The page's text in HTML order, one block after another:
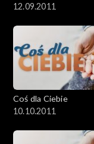
12.09.2011
Coś dla Ciebie
10.10.2011